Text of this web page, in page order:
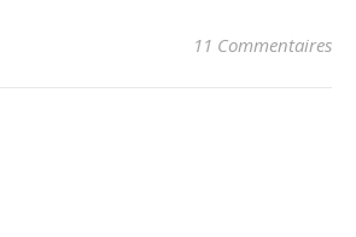
11 Commentaires